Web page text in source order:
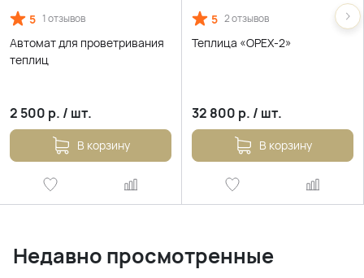
5 1 отзывов
Автомат для проветривания
теплиц
2 500 р. / шт.
В корзину
5 2 отзывов
Теплица «ОРЕХ-2»
32 800 р. / шт.
В корзину
Недавно просмотренные